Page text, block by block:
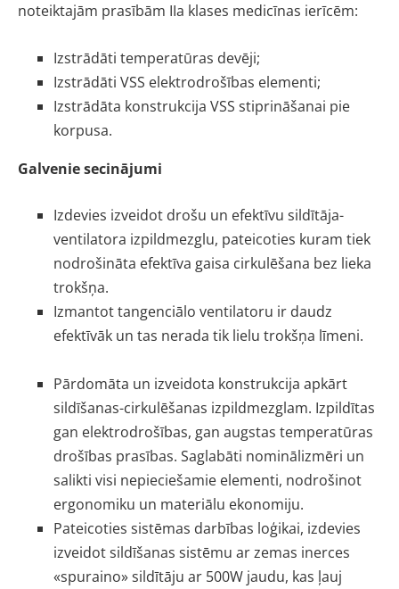
noteiktajām prasībām IIa klases medicīnas ierīcēm:
Izstrādāti temperatūras devēji;
Izstrādāti VSS elektrodrošības elementi;
Izstrādāta konstrukcija VSS stiprināšanai pie
korpusa.
Galvenie secinājumi
Izdevies izveidot drošu un efektīvu sildītāja-
ventilatora izpildmezglu, pateicoties kuram tiek
nodrošināta efektīva gaisa cirkulēšana bez lieka
trokšņa.
Izmantot tangenciālo ventilatoru ir daudz
efektīvāk un tas nerada tik lielu trokšņa līmeni.
Pārdomāta un izveidota konstrukcija apkārt
sildīšanas-cirkulēšanas izpildmezglam. Izpildītas
gan elektrodrošības, gan augstas temperatūras
drošības prasības. Saglabāti nominālizmēri un
salikti visi nepieciešamie elementi, nodrošinot
ergonomiku un materiālu ekonomiju.
Pateicoties sistēmas darbības loģikai, izdevies
izveidot sildīšanas sistēmu ar zemas inerces
«spuraino» sildītāju ar 500W jaudu, kas ļauj